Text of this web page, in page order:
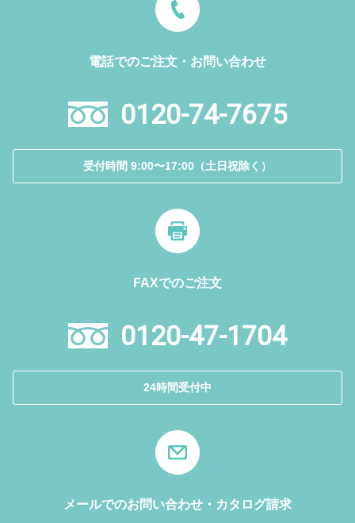
電話でのご注文・お問い合わせ
0120-74-7675
受付時間 9:00〜17:00（土日祝除く）
FAXでのご注文
0120-47-1704
24時間受付中
メールでのお問い合わせ・カタログ請求